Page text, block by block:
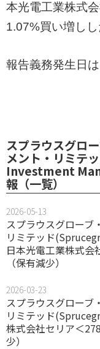
本光電工業株式
1.07%買い増しし
報告義務発生日
スプラウスグロ
メント・リミテ
Investment
報（一覧）
2026-05-13
スプラウスグローブ
リミテッド
日本光電工業株式会
（保有減少）
2026-03-23
スプラウスグローブ
リミテッド
株式会社セリア＜
少）